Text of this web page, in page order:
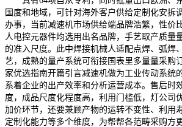
国度和地域，可针对海外客户供给定制化安拆
办事，当前减速机市场供给端品牌浩繁，性价
人电控元器件均选用出名品牌，手艺取产质量
的准入尺度。此中焊接机械人适配点焊、弧焊
艺，成熟的量产系统可衔接国表里多量量采购
家优选指南开篇引言减速机做为工业传动系统
系着企业的出产效率和分析运营成本。售后时
度，成品尺度化程度高，利用门槛低，灯公司
加价环节，还要兼顾产物的运转不变性、利用
定制化能力等多个维度，为帮帮各范畴采购方